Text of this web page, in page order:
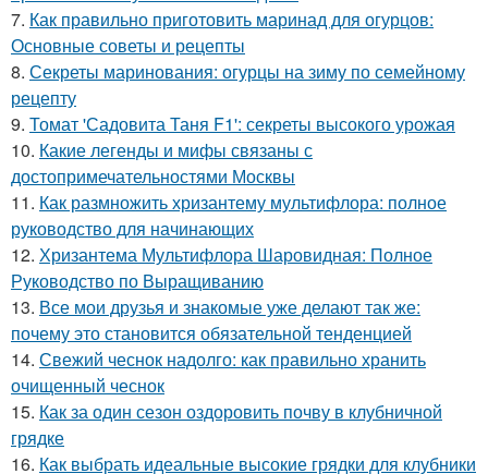
7. Как правильно приготовить маринад для огурцов:
Основные советы и рецепты
8. Секреты маринования: огурцы на зиму по семейному
рецепту
9. Томат 'Садовита Таня F1': секреты высокого урожая
10. Какие легенды и мифы связаны с
достопримечательностями Москвы
11. Как размножить хризантему мультифлора: полное
руководство для начинающих
12. Хризантема Мультифлора Шаровидная: Полное
Руководство по Выращиванию
13. Все мои друзья и знакомые уже делают так же:
почему это становится обязательной тенденцией
14. Свежий чеснок надолго: как правильно хранить
очищенный чеснок
15. Как за один сезон оздоровить почву в клубничной
грядке
16. Как выбрать идеальные высокие грядки для клубники